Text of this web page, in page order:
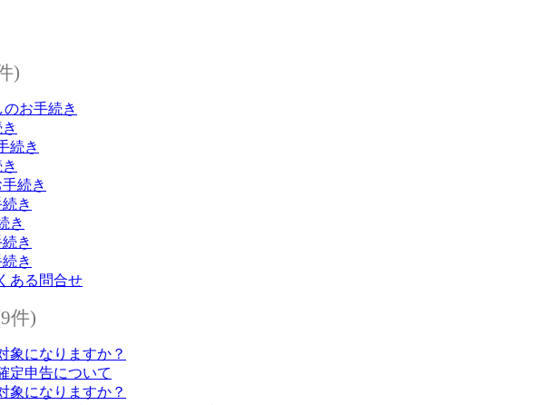
)
お手続き
続き
続き
き
き
き
き
ある問合せ
件)
象になりますか？
定申告について
象になりますか？